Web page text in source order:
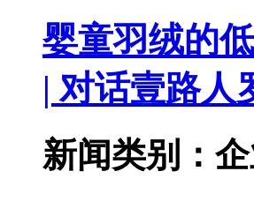
婴童羽绒的
| 对话壹路人
新闻类别：